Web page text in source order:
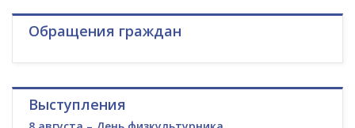
Обращения граждан
Выступления